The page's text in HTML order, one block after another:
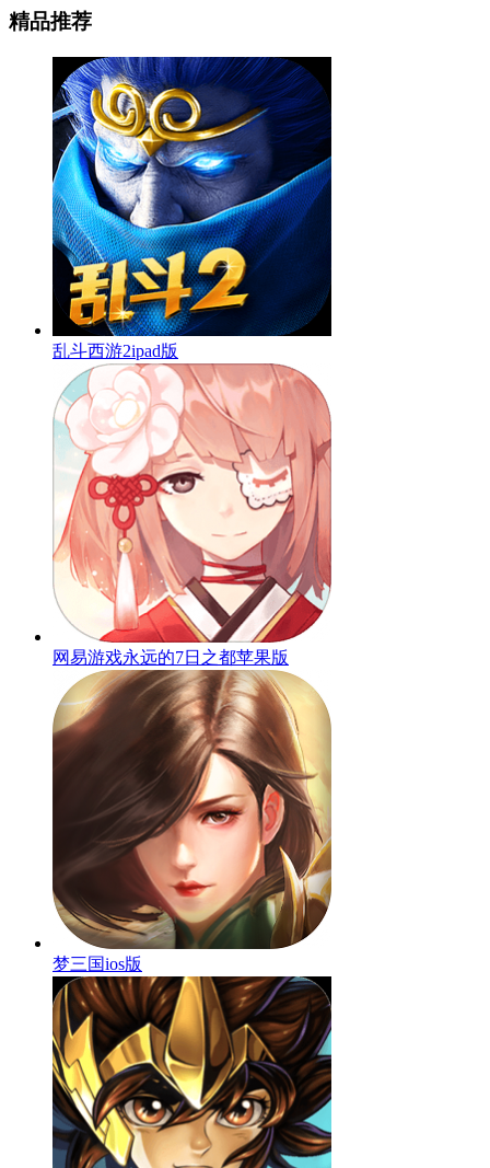
精品推荐
乱斗西游2ipad版
网易游戏永远的7日之都苹果版
梦三国ios版